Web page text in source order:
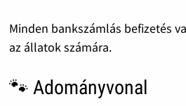
Minden bankszámlás befizetés
az állatok számára.
🐾 Adományvonal